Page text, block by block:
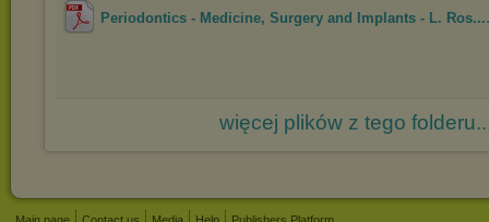
Periodontics - Medicine, Surgery and Implants - L. Ros...
więcej plików z tego